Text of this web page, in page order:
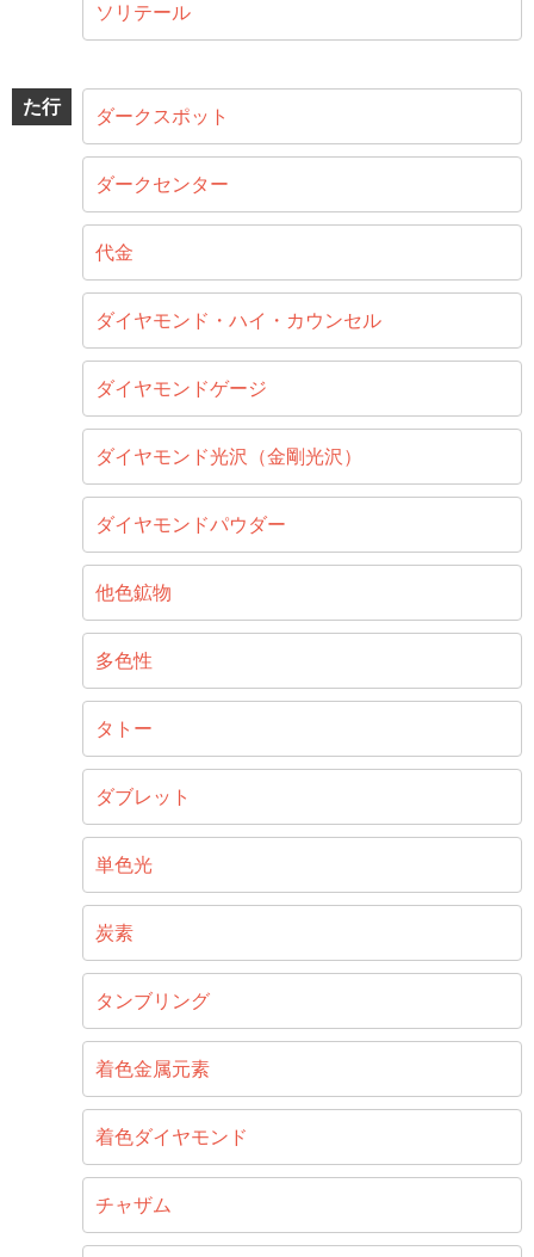
ソリテール
た行 ダークスポット
ダークセンター
代金
ダイヤモンド・ハイ・カウンセル
ダイヤモンドゲージ
ダイヤモンド光沢（金剛光沢）
ダイヤモンドパウダー
他色鉱物
多色性
タトー
ダブレット
単色光
炭素
タンブリング
着色金属元素
着色ダイヤモンド
チャザム